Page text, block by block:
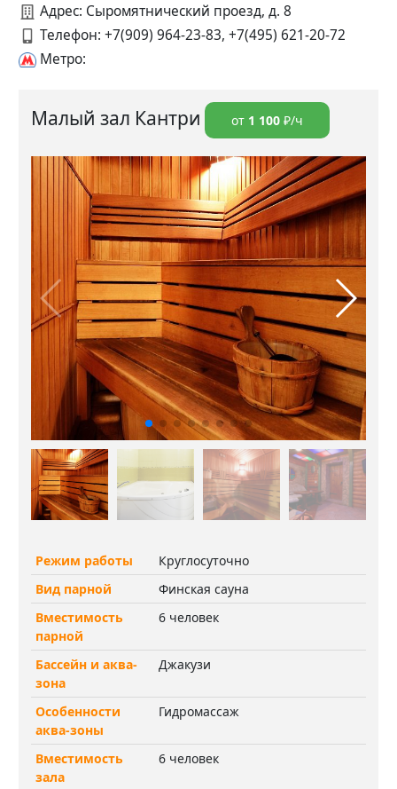
Адрес: Сыромятнический проезд, д. 8
Телефон: +7(909) 964-23-83, +7(495) 621-20-72
Метро:
Малый зал Кантри от 1 100 ₽/ч
Режим работы
Круглосуточно
Вид парной
Финская сауна
Вместимость
парной
6 человек
Бассейн и аква-
зона
Джакузи
Особенности
аква-зоны
Гидромассаж
Вместимость
зала
6 человек